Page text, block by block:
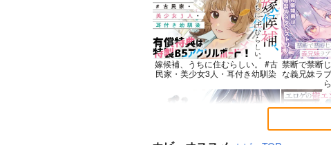
嫁候補、うちに住むらしい。 #古
民家・美少女3人・耳付き幼馴染
禁断で禁断
な義兄妹ラ